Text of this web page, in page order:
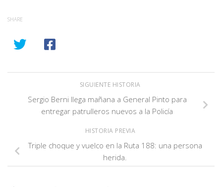
SHARE
SIGUIENTE HISTORIA
Sergio Berni llega mañana a General Pinto para
entregar patrulleros nuevos a la Policía
HISTORIA PREVIA
Triple choque y vuelco en la Ruta 188: una persona
herida.